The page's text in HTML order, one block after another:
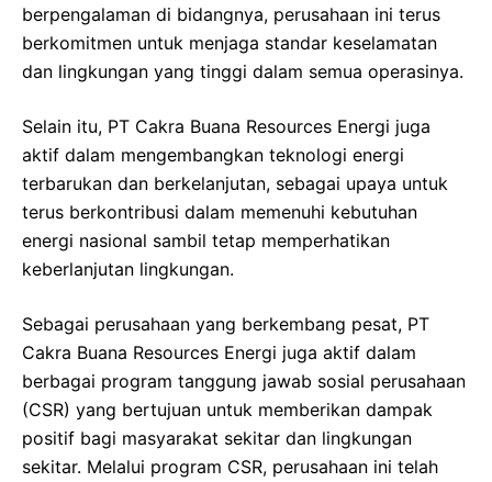
berpengalaman di bidangnya, perusahaan ini terus
berkomitmen untuk menjaga standar keselamatan
dan lingkungan yang tinggi dalam semua operasinya.
Selain itu, PT Cakra Buana Resources Energi juga
aktif dalam mengembangkan teknologi energi
terbarukan dan berkelanjutan, sebagai upaya untuk
terus berkontribusi dalam memenuhi kebutuhan
energi nasional sambil tetap memperhatikan
keberlanjutan lingkungan.
Sebagai perusahaan yang berkembang pesat, PT
Cakra Buana Resources Energi juga aktif dalam
berbagai program tanggung jawab sosial perusahaan
(CSR) yang bertujuan untuk memberikan dampak
positif bagi masyarakat sekitar dan lingkungan
sekitar. Melalui program CSR, perusahaan ini telah